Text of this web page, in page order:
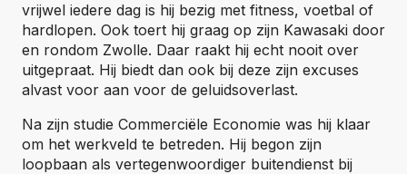
vrijwel iedere dag is hij bezig met fitness, voetbal of
hardlopen. Ook toert hij graag op zijn Kawasaki door
en rondom Zwolle. Daar raakt hij echt nooit over
uitgepraat. Hij biedt dan ook bij deze zijn excuses
alvast voor aan voor de geluidsoverlast.
Na zijn studie Commerciële Economie was hij klaar
om het werkveld te betreden. Hij begon zijn
loopbaan als vertegenwoordiger buitendienst bij